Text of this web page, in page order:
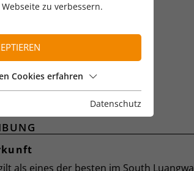
CAMP
Safaris
als eines der besten im South Luangwa
zu verbessern.
Cookies erfahren
Datenschutz